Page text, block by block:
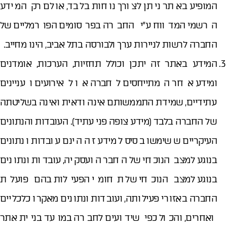
המופיע באתר ניתן לצורך נוחות בלבד, אולם רק המידע
הרשמי המדווח ע"י החברה בפרסומים הפורמליים של
החברה לרשות לניירות ערך ולבורסה בתל אביב, הינו מחייב.
המידע באתר זה יתכן וכולל תחזיות, הערכות, אומדנים
ומידע אחר המתייחסים לחברה או לאירועים ועניינים
עתידיים, שמידת התממשותם אינה ודאית ואינה בשליטתה
של החברה בלבד (מידע צופה פני עתיד). העובדות והנתונים
העיקריים ששימשו בסיס למידע זה הינם עובדות ונתונים
בנוגע למצב הנוכחי של החברה ועסקיה, עובדות ונתונים
בנוגע למצב הנוכחי של תחומי הפעילות בהם פועלת
החברה באזורי פעילותה, ועובדות ונתונים מאקרו כלכליים
ואחרים, והכול כפי שידועים לחברה במועד בניית אתר